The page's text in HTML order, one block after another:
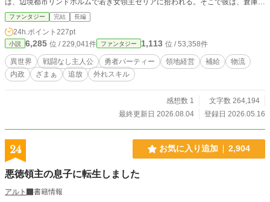
は、辺境都市リンドホルムで若き女領主セリアに拾われる。そこで彼は、倉庫に
眠る医療物資、届かない清潔布、腐りかけた食料、買い占められた塩と燃料を
次々と見抜いていく。 戦う力はない。 けれど、物資が届かなければ勇者も王国
も生き残れない。 ——これは、外れスキルと笑われた補給係が、倉庫と街道と
資源の流れを整え、滅びかけた王国を立て直していく物語。
ファンタジー 完結 長編
24h.ポイント 227pt
小説 6,285 位 / 229,041件 ファンタジー 1,113 位 / 53,358件
異世界 戦闘なし主人公 勇者パーティー 領地経営 補給
物流
内政
ざまぁ 追放 外れスキル
感想数 1
文字数 264,194
最終更新日 2026.08.04
登録日 2026.05.16
24 お気に入り追加 2,904
悪徳領主の息子に転生しました
アルト
書籍情報